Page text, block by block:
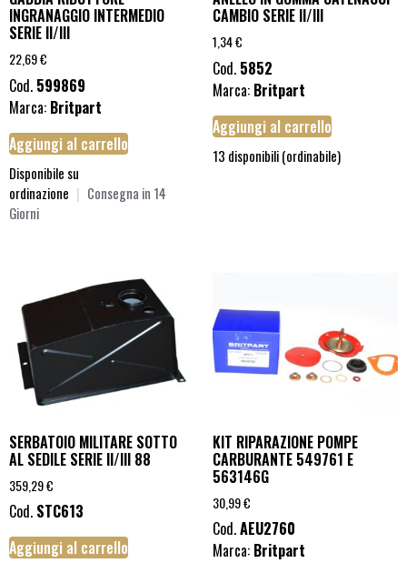
INGRANAGGIO INTERMEDIO
SERIE II/III
22,69€
Cod. 599869
Marca: Britpart
Aggiungi al carrello
Disponibile su
ordinazione | Consegna in 14
Giorni
CAMBIO SERIE II/III
1,34€
Cod. 5852
Marca: Britpart
Aggiungi al carrello
13 disponibili (ordinabile)
SERBATOIO MILITARE SOTTO
AL SEDILE SERIE II/III 88
359,29€
Cod. STC613
Aggiungi al carrello
KIT RIPARAZIONE POMPE
CARBURANTE 549761 E
563146G
30,99€
Cod.AEU2760
Marca: Britpart